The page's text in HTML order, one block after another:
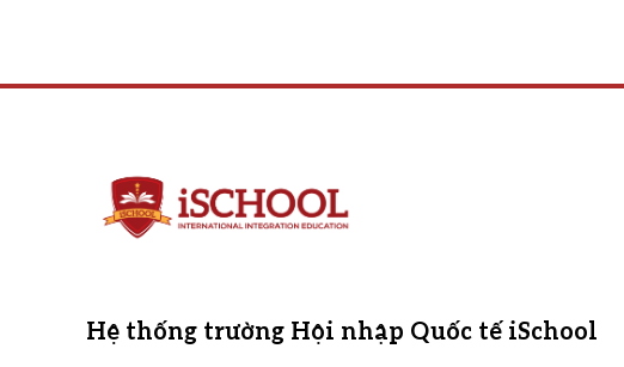
Hệ thống trường Hội nhập Quốc tế iSchool